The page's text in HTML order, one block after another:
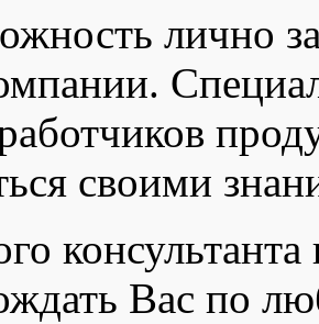
лично
своими
Вас по